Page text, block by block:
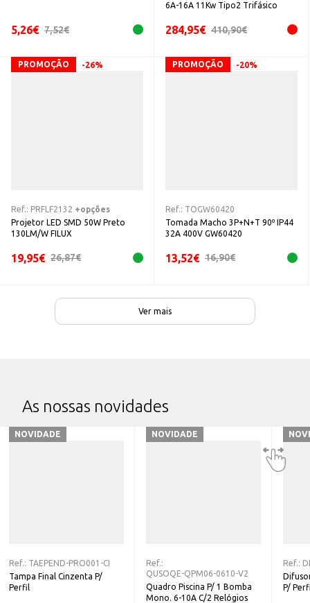
Ver mais
5,26€ 7,52€
PROMOÇÃO -26%
Ref.: PRFLF2132 +opções
Projetor LED SMD 50W Preto
130LM/W FILUX
19,95€ 26,87€
6A-16A 11Kw Tipo2 Trifásico
284,95€ 410,90€
PROMOÇÃO -20%
Ref.: TOGW60420
Tomada Macho 3P+N+T 90º IP44
32A 400V GW60420
13,52€ 16,90€
As nossas novidades
NOVIDADE
Ref.: TAEPEND-PRO001-CI
Tampa Final Cinzenta P/
Perfil
NOVIDADE
Ref.:
QUSOQE-QPM06-0610-V2
Quadro Piscina P/ 1 Bomba
Mono. 6-10A C/2 Relógios
Ref.:
P/